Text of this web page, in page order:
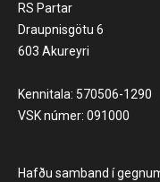
RS Partar
Draupnisgötu 6
603 Akureyri
Kennitala: 570506-1290
VSK númer: 091000
Hafðu samband í